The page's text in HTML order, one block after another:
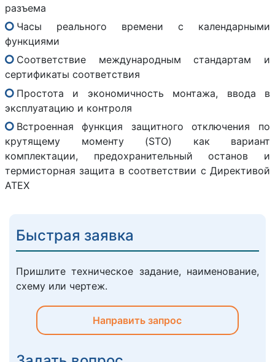
разъема
Часы реального времени с календарными
функциями
Соответствие международным стандартам и
сертификаты соответствия
Простота и экономичность монтажа, ввода в
эксплуатацию и контроля
Встроенная функция защитного отключения по
крутящему моменту (STO) как вариант
комплектации, предохранительный останов и
термисторная защита в соответствии с Директивой
ATEX
Быстрая заявка
Пришлите техническое задание, наименование,
схему или чертеж.
Направить запрос